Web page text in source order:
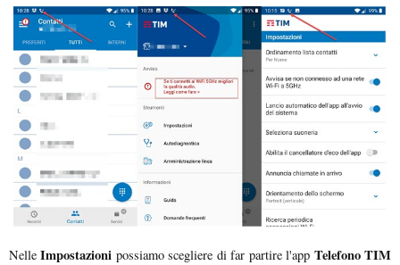
NelleImpostazioni possiamo scegliere di far partire l'app Telefono TIM